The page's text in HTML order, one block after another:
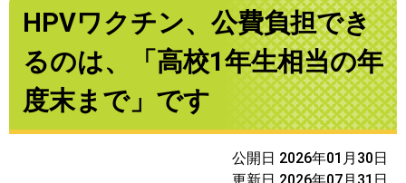
HPVワクチン、公費負担でき
るのは、「高校1年生相当の年
度末まで」です
公開日 2026年01月30日